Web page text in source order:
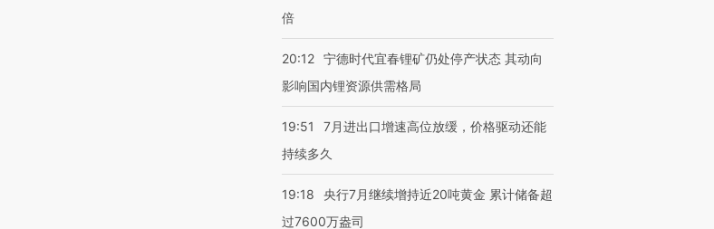
倍
20:12 宁德时代宜春锂矿仍处停产状态 其动向
影响国内锂资源供需格局
19:51
7月进出口增速高位放缓，价格驱动还能
持续多久
19:18
央行7月继续增持近20吨黄金 累计储备超
过7600万盎司